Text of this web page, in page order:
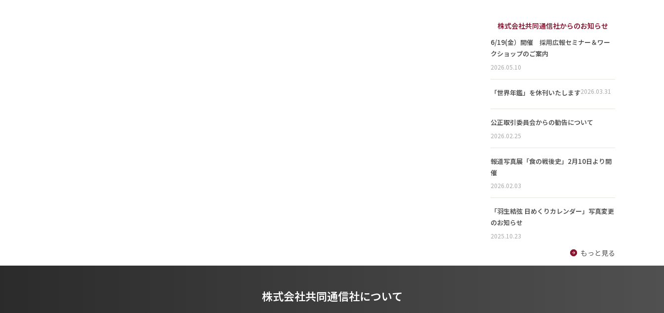
株式会社共同通信社からのお知らせ
6/19(金）開催 採用広報セミナー＆ワー
クショップのご案内
2026.05.10
「世界年鑑」を休刊いたします2026.03.31
公正取引委員会からの勧告について
2026.02.25
報道写真展「食の戦後史」2月10日より開
催
2026.02.03
「羽生結弦 日めくりカレンダー」写真変更
のお知らせ
2025.10.23
もっと見る
株式会社共同通信社について